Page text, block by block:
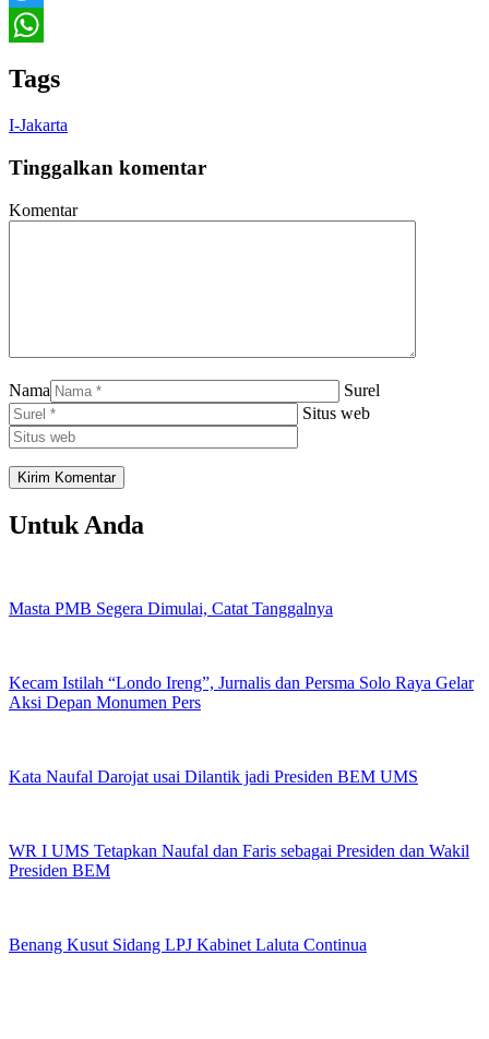
Twitter
Tags
I-Jakarta
Tinggalkan komentar
Komentar
Nama
Surel
Situs web
Untuk Anda
Masta PMB Segera Dimulai, Catat Tanggalnya
Kecam Istilah “Londo Ireng”, Jurnalis dan Persma Solo Raya Gelar
Aksi Depan Monumen Pers
Kata Naufal Darojat usai Dilantik jadi Presiden BEM UMS
WR I UMS Tetapkan Naufal dan Faris sebagai Presiden dan Wakil
Presiden BEM
Benang Kusut Sidang LPJ Kabinet Laluta Continua